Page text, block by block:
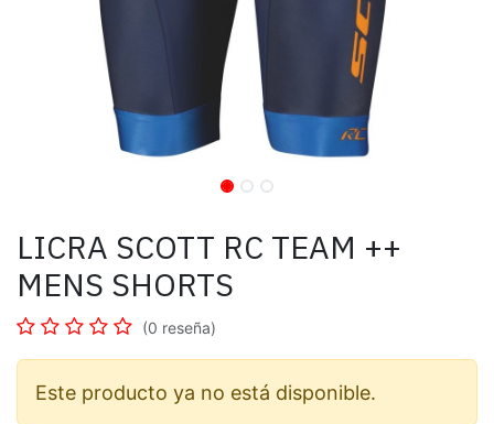
LICRA SCOTT RC TEAM ++
MENS SHORTS
(0 reseña)
Este producto ya no está disponible.